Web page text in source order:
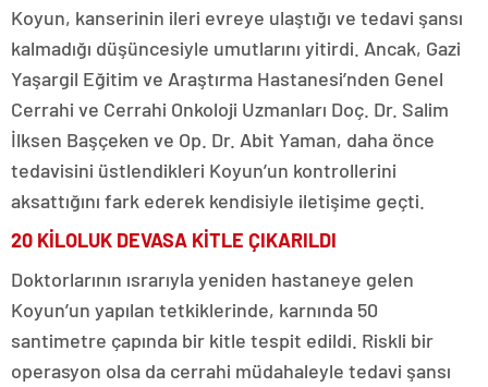
Koyun, kanserinin ileri evreye ulaştığı ve tedavi şansı
kalmadığı düşüncesiyle umutlarını yitirdi. Ancak, Gazi
Yaşargil Eğitim ve Araştırma Hastanesi’nden Genel
Cerrahi ve Cerrahi Onkoloji Uzmanları Doç. Dr. Salim
İlksen Başçeken ve Op. Dr. Abit Yaman, daha önce
tedavisini üstlendikleri Koyun’un kontrollerini
aksattığını fark ederek kendisiyle iletişime geçti.
20 KİLOLUK DEVASA KİTLE ÇIKARILDI
Doktorlarının ısrarıyla yeniden hastaneye gelen
Koyun’un yapılan tetkiklerinde, karnında 50
santimetre çapında bir kitle tespit edildi. Riskli bir
operasyon olsa da cerrahi müdahaleyle tedavi şansı